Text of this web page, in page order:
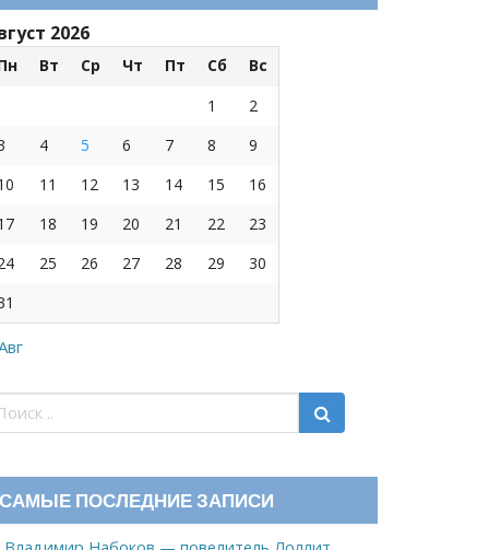
2026
Вт Ср Чт Пт Сб
Вс
1
2
4 5 6 7 8
9
11 12 13 14 15
16
18 19 20 21 22
23
25 26 27 28 29
30
САМЫЕ ПОСЛЕДНИЕ ЗАПИСИ